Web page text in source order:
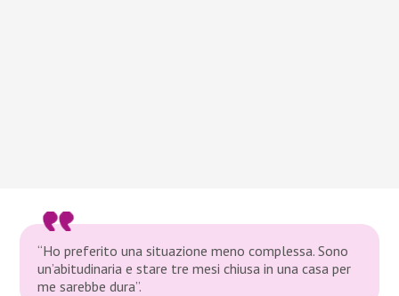
“Ho preferito una situazione meno complessa. Sono
un’abitudinaria e stare tre mesi chiusa in una casa per
me sarebbe dura”.